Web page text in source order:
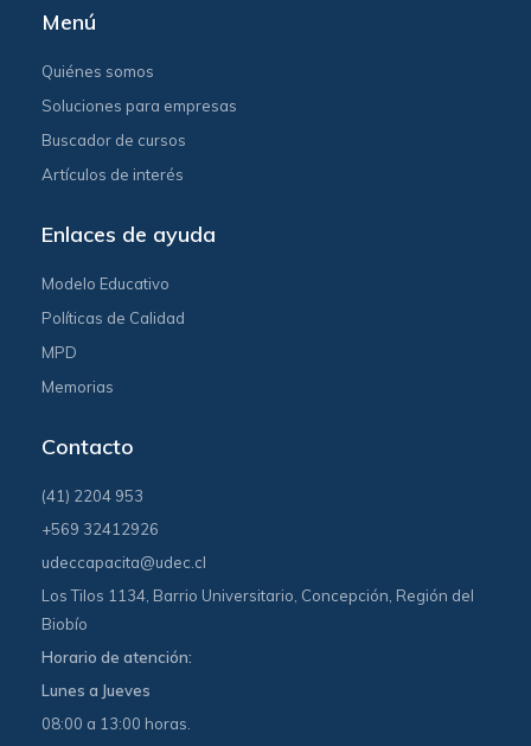
Menú
Quiénes somos
Soluciones para empresas
Buscador de cursos
Artículos de interés
Enlaces de ayuda
Modelo Educativo
Políticas de Calidad
MPD
Memorias
Contacto
(41) 2204 953
+569 32412926
udeccapacita@udec.cl
Los Tilos 1134, Barrio Universitario, Concepción, Región del
Biobío
Horario de atención:
Lunes a Jueves
08:00 a 13:00 horas.